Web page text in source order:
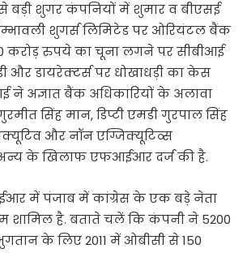
शुगर कंपनियों में शुमार व बीएसई
शुगर्स लिमिटेड पर ओरियंटल बैंक
करोड़ रुपये का चूना लगने पर सीबीआई
डायरेक्टर्स पर धोखाधड़ी का केस
ने अज्ञात बैंक अधिकारियों के अलावा
सिंह मान, डिप्टी एमडी गुरपाल सिंह
और नॉन एग्जिक्यूटिव्स
के खिलाफ एफआईआर दर्ज की है.
में पंजाब में कांग्रेस के एक बड़े नेता
शामिल है. बताते चलें कि कंपनी ने 5200
के लिए 2011 में ओबीसी से 150